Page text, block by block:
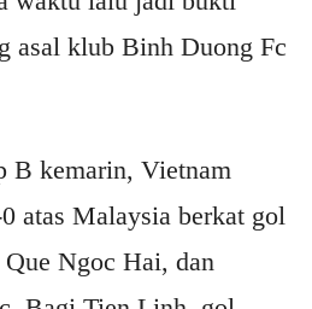
asal klub Binh Duong Fc
B kemarin, Vietnam
atas Malaysia berkat gol
Ngoc Hai, dan